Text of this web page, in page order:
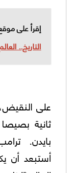
إقرأ على موقع
التاريخ..
على
ثانية
بايدن.
أستبعد أن